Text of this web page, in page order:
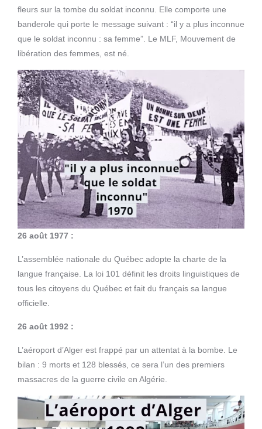
fleurs sur la tombe du soldat inconnu. Elle comporte une
banderole qui porte le message suivant : “il y a plus inconnue
que le soldat inconnu : sa femme”. Le MLF, Mouvement de
libération des femmes, est né.
26 août 1977 :
L’assemblée nationale du Québec adopte la charte de la
langue française. La loi 101 définit les droits linguistiques de
tous les citoyens du Québec et fait du français sa langue
officielle.
26 août 1992 :
L’aéroport d’Alger est frappé par un attentat à la bombe. Le
bilan : 9 morts et 128 blessés, ce sera l’un des premiers
massacres de la guerre civile en Algérie.